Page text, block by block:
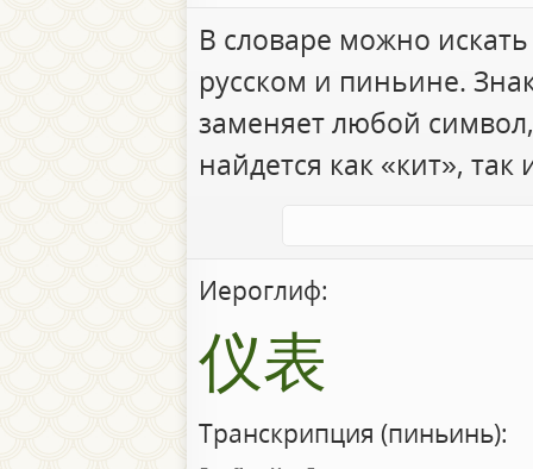
В словаре можно
русском и пиньине.
заменяет любой
найдется как «кит», так
Иероглиф:
仪表
Транскрипция (пиньинь):